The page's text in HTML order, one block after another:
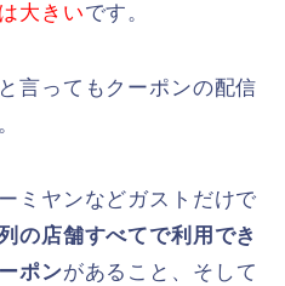
大きいです。
言ってもクーポンの配信
ミヤンなどガストだけで
の店舗すべてで利用でき
ポンがあること、そして